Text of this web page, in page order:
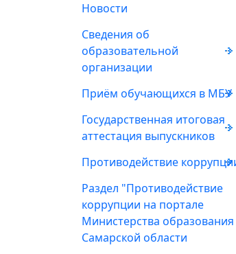
Новости
Сведения об
образовательной
организации
Приём обучающихся в МБУ
Государственная итоговая
аттестация выпускников
Противодействие
Раздел "Противодействие
коррупции на портале
Министерства образования
Самарской области